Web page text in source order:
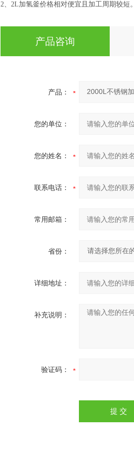
2、2L加氢釜价格相对便宜且加工周期较短。
产品咨询
产品：
您的单位：
您的姓名：
联系电话：
常用邮箱：
省份：
详细地址：
补充说明：
验证码：